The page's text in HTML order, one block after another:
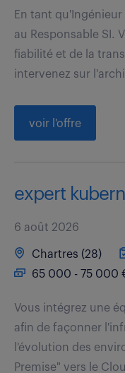
En tant
au Responsable SI.
fiabilité et de la
intervenez sur
voir l'offre
expert
6 août 2026
Chartres (28)
65 000 - 75 000
Vous intégrez une
afin de façonner
l'évolution des
Premise" vers le